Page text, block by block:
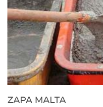
ZAPA MALTA